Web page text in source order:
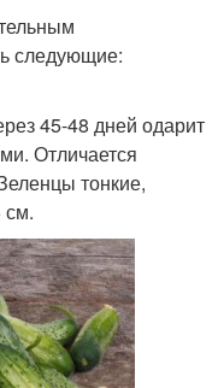
следующие:
45-48 дней одарит
Отличается
тонкие,
см.